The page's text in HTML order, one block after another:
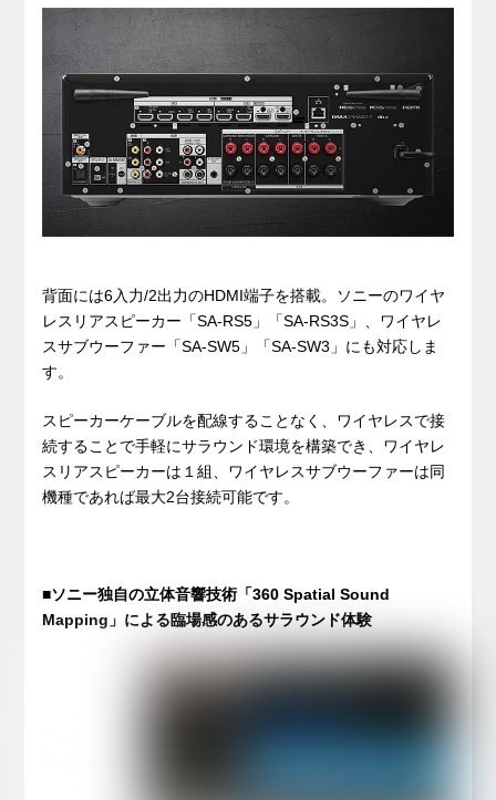
背面には6入力/2出力のHDMI端子を搭載。ソニーのワイヤ
レスリアスピーカー「SA-RS5」「SA-RS3S」、ワイヤレ
スサブウーファー「SA-SW5」「SA-SW3」にも対応しま
す。
スピーカーケーブルを配線することなく、ワイヤレスで接
続することで手軽にサラウンド環境を構築でき、ワイヤレ
スリアスピーカーは１組、ワイヤレスサブウーファーは同
機種であれば最大2台接続可能です。
■ソニー独自の立体音響技術「360 Spatial Sound
Mapping」による臨場感のあるサラウンド体験